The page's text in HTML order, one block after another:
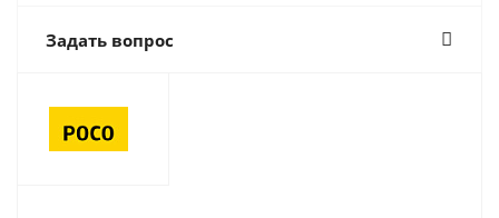
Задать вопрос